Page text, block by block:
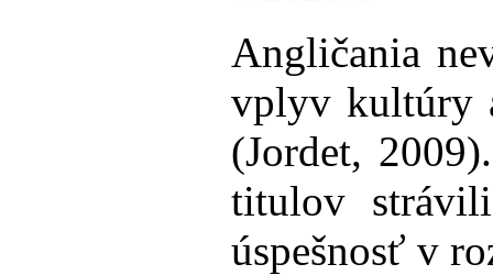
Angličania
vplyv kultúry
(Jordet,
titulov
úspešnosť v